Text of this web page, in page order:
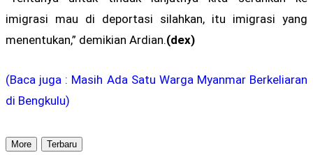
imigrasi mau di deportasi silahkan, itu imigrasi yang
menentukan,” demikian Ardian.(dex)
(Baca juga : Masih Ada Satu Warga Myanmar Berkeliaran
di Bengkulu)
More Terbaru